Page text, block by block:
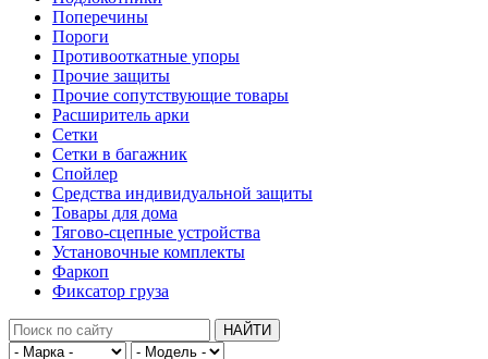
Поперечины
Пороги
Противооткатные упоры
Прочие защиты
Прочие сопутствующие товары
Расширитель арки
Сетки
Сетки в багажник
Спойлер
Средства индивидуальной защиты
Товары для дома
Тягово-сцепные устройства
Установочные комплекты
Фаркоп
Фиксатор груза
НАЙТИ